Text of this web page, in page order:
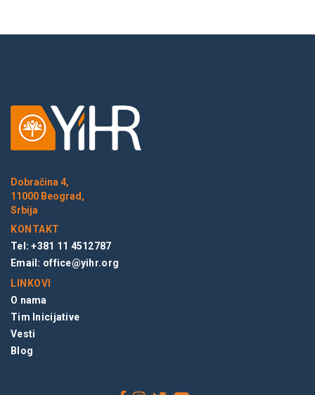
Dobračina 4,
11000 Beograd,
Srbija
KONTAKT
Tel: +381 11 4512787
Email: office@yihr.org
LINKOVI
O nama
Tim Inicijative
Vesti
Blog